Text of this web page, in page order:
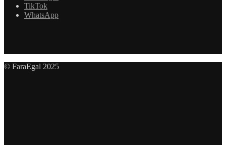
TikTok
WhatsApp
© FaraEgal 2025